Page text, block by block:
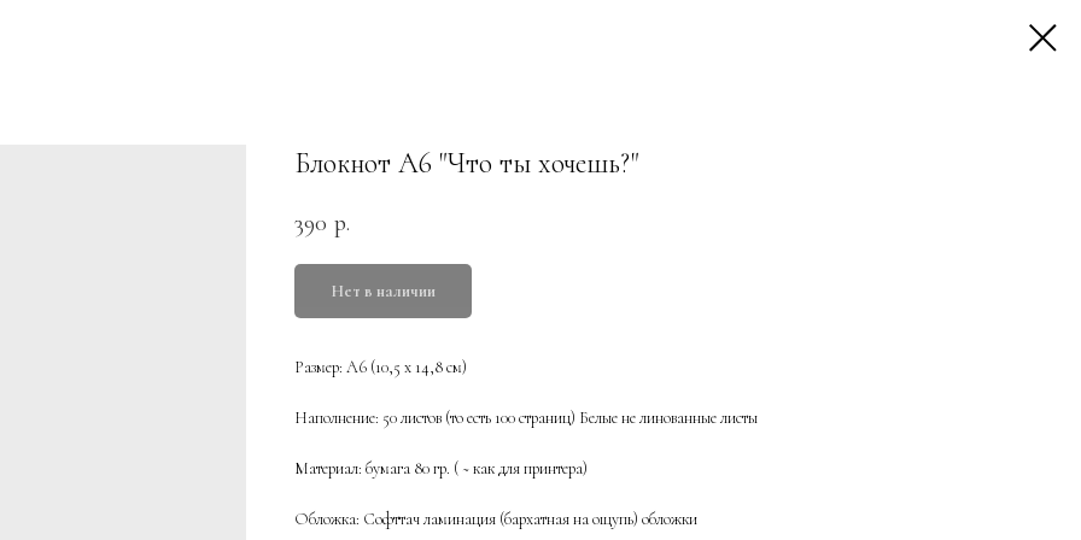
Блокнот А6 "Что ты хочешь?"
390 р.
Нет в наличии
Размер: А6 (10,5 х 14,8 см)
Наполнение: 50 листов (то есть 100 страниц) Белые не линованные листы
Материал: бумага 80 гр. ( ~ как для принтера)
Обложка: Софттач ламинация (бархатная на ощупь) обложки